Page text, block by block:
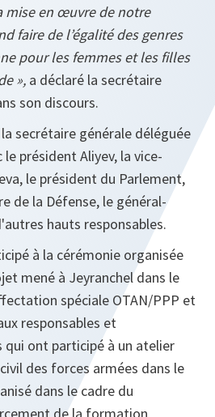
mise en œuvre de notre
faire de l’égalité des genres
pour les femmes et les filles
», a déclaré la secrétaire
son discours.
secrétaire générale déléguée
président Aliyev, la vice-
le président du Parlement,
de la Défense, le général­
hauts responsables.
à la cérémonie organisée
mené à Jeyranchel dans le
spéciale OTAN/PPP et
responsables et
qui ont participé à un atelier
des forces armées dans le
dans le cadre du